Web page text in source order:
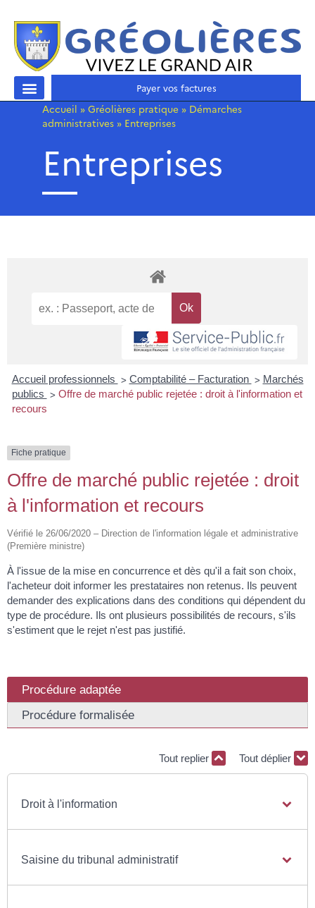
Payer vos factures
Accueil » Gréolières pratique » Démarches
administratives » Entreprises
Entreprises
Accueil professionnels > Comptabilité – Facturation > Marchés
publics > Offre de marché public rejetée : droit à l'information et
recours
Fiche pratique
Offre de marché public rejetée : droit
à l'information et recours
Vérifié le 26/06/2020 – Direction de l'information légale et administrative
(Première ministre)
À l'issue de la mise en concurrence et dès qu'il a fait son choix,
l'acheteur doit informer les prestataires non retenus. Ils peuvent
demander des explications dans des conditions qui dépendent du
type de procédure. Ils ont plusieurs possibilités de recours, s'ils
s'estiment que le rejet n'est pas justifié.
Procédure adaptée
Procédure formalisée
Tout replier Tout déplier
Droit à l'information
Saisine du tribunal administratif